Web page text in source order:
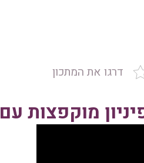
דרגו את המתכון
מוקפצות